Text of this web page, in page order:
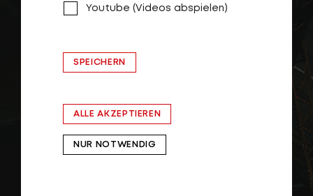
Youtube (Videos abspielen)
SPEICHERN
ALLE AKZEPTIEREN
NUR NOTWENDIG